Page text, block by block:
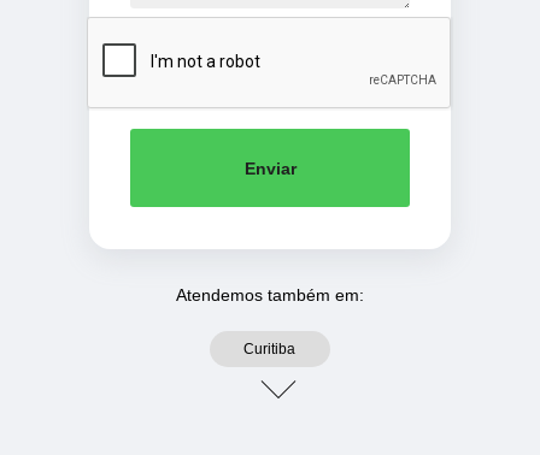
Enviar
Atendemos também em:
Curitiba